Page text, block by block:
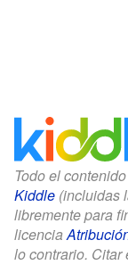
Todo el
Kiddle (incluidas
libremente para
licencia
lo contrario. Citar